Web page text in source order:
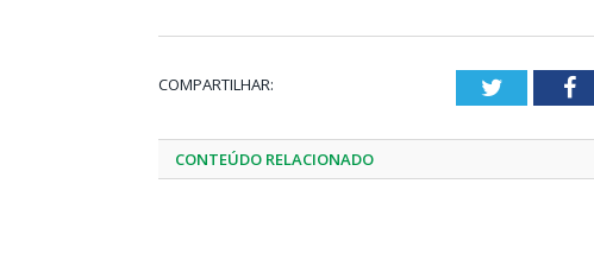
COMPARTILHAR: Twitter
CONTEÚDO RELACIONADO